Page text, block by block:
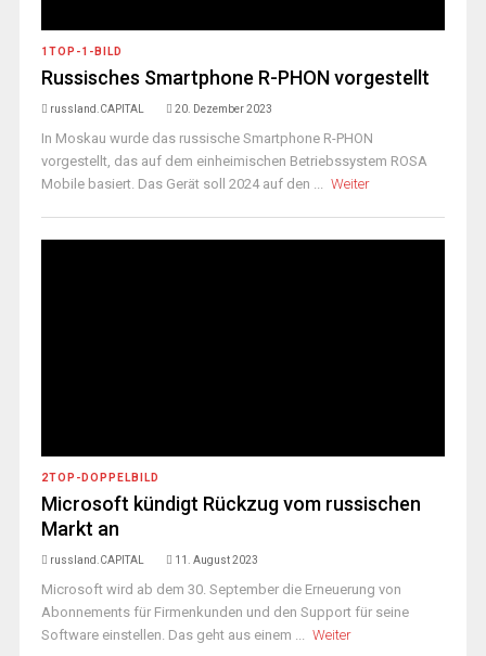
1TOP-1-BILD
Russisches Smartphone R-PHON vorgestellt
russland.CAPITAL 20. Dezember 2023
In Moskau wurde das russische Smartphone R-PHON
vorgestellt, das auf dem einheimischen Betriebssystem ROSA
Mobile basiert. Das Gerät soll 2024 auf den ... Weiter
2TOP-DOPPELBILD
Microsoft kündigt Rückzug vom russischen
Markt an
russland.CAPITAL 11. August 2023
Microsoft wird ab dem 30. September die Erneuerung von
Abonnements für Firmenkunden und den Support für seine
Software einstellen. Das geht aus einem ... Weiter